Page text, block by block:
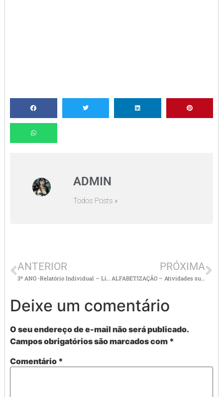
ADMIN
Todos Posts »
ANTERIOR
3º ANO -Relatório Individual – Língua portuguesa e matemática
PRÓXIMA
ALFABETIZAÇÃO – Atividades super legais
Deixe um comentário
O seu endereço de e-mail não será publicado.
Campos obrigatórios são marcados com *
Comentário *